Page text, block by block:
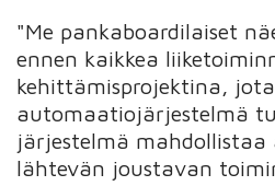
"Me pankaboardilaiset
ennen kaikkea
kehittämisprojektina,
automaatiojärjestelmä
järjestelmä mahdollistaa
lähtevän joustavan